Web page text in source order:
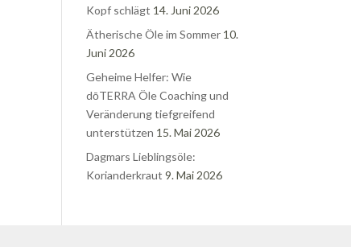
Kopf schlägt 14. Juni 2026
Ätherische Öle im Sommer 10.
Juni 2026
Geheime Helfer: Wie
dōTERRA Öle Coaching und
Veränderung tiefgreifend
unterstützen 15. Mai 2026
Dagmars Lieblingsöle:
Korianderkraut 9. Mai 2026